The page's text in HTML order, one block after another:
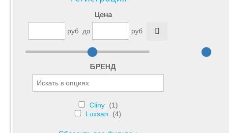
Цена
руб до руб
БРЕНД
Cliny
(1)
Luxsan
(4)